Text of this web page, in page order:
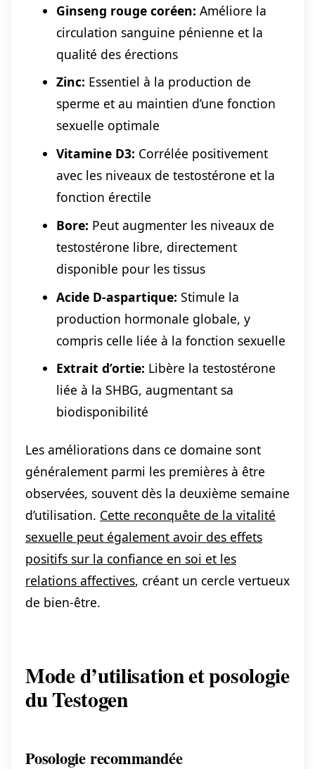
Ginseng rouge coréen: Améliore la
circulation sanguine pénienne et la
qualité des érections
Zinc: Essentiel à la production de
sperme et au maintien d’une fonction
sexuelle optimale
Vitamine D3: Corrélée positivement
avec les niveaux de testostérone et la
fonction érectile
Bore: Peut augmenter les niveaux de
testostérone libre, directement
disponible pour les tissus
Acide D-aspartique: Stimule la
production hormonale globale, y
compris celle liée à la fonction sexuelle
Extrait d’ortie: Libère la testostérone
liée à la SHBG, augmentant sa
biodisponibilité
Les améliorations dans ce domaine sont
généralement parmi les premières à être
observées, souvent dès la deuxième semaine
d’utilisation. Cette reconquête de la vitalité
sexuelle peut également avoir des effets
positifs sur la confiance en soi et les
relations affectives, créant un cercle vertueux
de bien-être.
Mode d’utilisation et posologie
du Testogen
Posologie recommandée